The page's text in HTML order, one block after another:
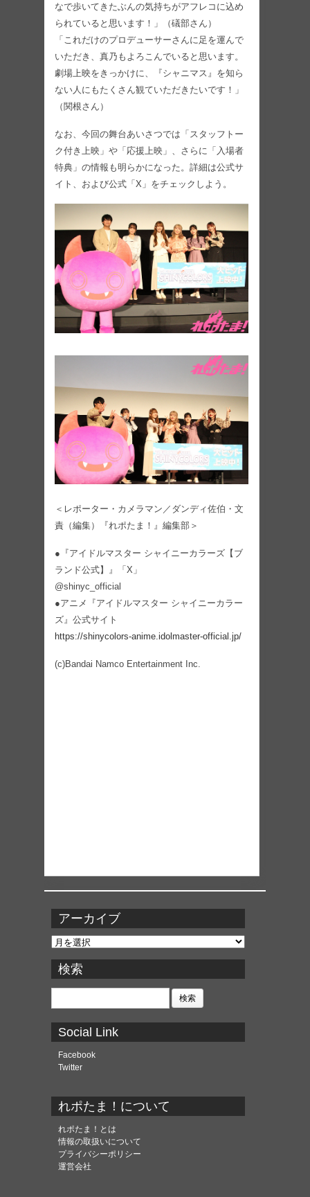
なで歩いてきたぶんの気持ちがアフレコに込め
られていると思います！」（礒部さん）
「これだけのプロデューサーさんに足を運んで
いただき、真乃もよろこんでいると思います。
劇場上映をきっかけに、『シャニマス』を知ら
ない人にもたくさん観ていただきたいです！」
（関根さん）
なお、今回の舞台あいさつでは「スタッフトー
ク付き上映」や「応援上映」、さらに「入場者
特典」の情報も明らかになった。詳細は公式サ
イト、および公式「X」をチェックしよう。
＜レポーター・カメラマン／ダンディ佐伯・文
責（編集）『れポたま！』編集部＞
●『アイドルマスター シャイニーカラーズ【ブ
ランド公式】』「X」
@shinyc_official
●アニメ『アイドルマスター シャイニーカラー
ズ』公式サイト
https://shinycolors-anime.idolmaster-official.jp/
(c)Bandai Namco Entertainment Inc.
アーカイブ
ア
カ
イ
ブ
検索
検
Social Link
Facebook
Twitter
れポたま！について
れポたま！とは
情報の取扱いについて
プライバシーポリシー
運営会社